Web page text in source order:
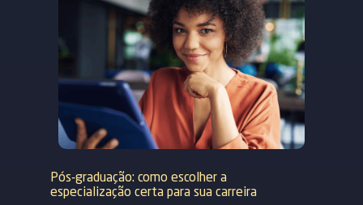
Pós-graduação: como escolher a
especialização certa para sua carreira